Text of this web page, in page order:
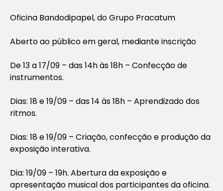
Oficina Bandodipapel, do Grupo Pracatum
Aberto ao público em geral, mediante inscrição
De 13 a 17/09 – das 14h às 18h – Confecção de
instrumentos.
Dias: 18 e 19/09 – das 14 às 18h – Aprendizado dos
ritmos.
Dias: 18 e 19/09 – Criação, confecção e produção da
exposição interativa.
Dia: 19/09 – 19h. Abertura da exposição e
apresentação musical dos participantes da oficina.